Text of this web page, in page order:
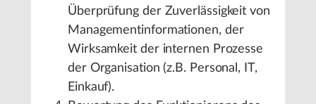
Überprüfung der Zuverlässigkeit von
Managementinformationen, der
Wirksamkeit der internen Prozesse
der Organisation (z.B. Personal, IT,
Einkauf).